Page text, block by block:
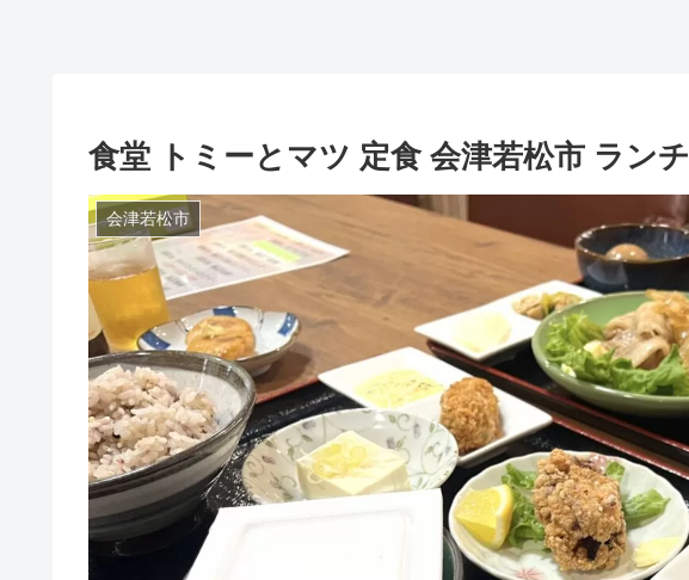
食堂 トミーとマツ 定食 会津若松市 ランチ
会津若松市